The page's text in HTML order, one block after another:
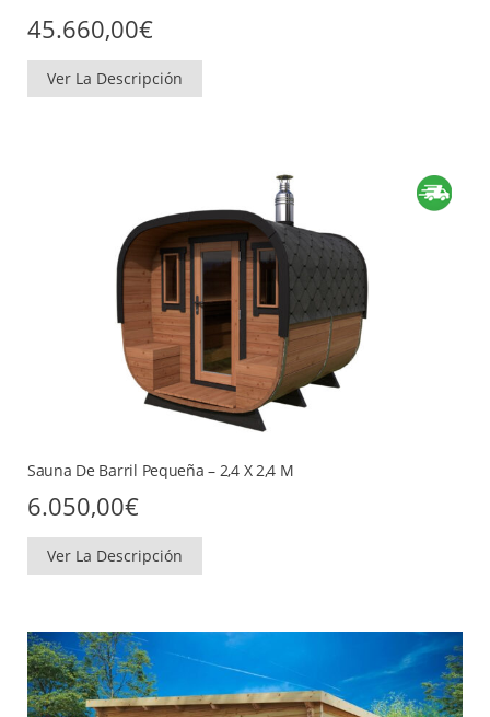
45.660,00€
Ver La Descripción
Sauna De Barril Pequeña – 2,4 X 2,4 M
6.050,00€
Ver La Descripción